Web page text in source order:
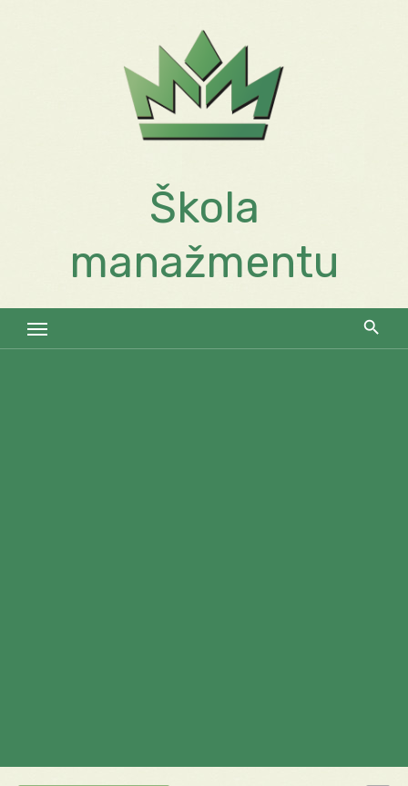
Škola
manažmentu